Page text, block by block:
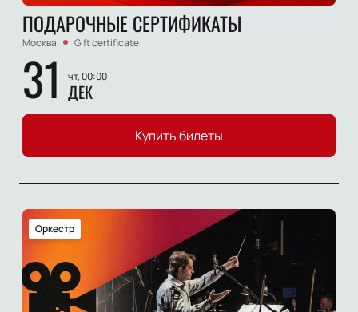
ПОДАРОЧНЫЕ СЕРТИФИКАТЫ
Москва Gift certificate
31 чт, 00:00
ДЕК
Купить билеты
Оркестр